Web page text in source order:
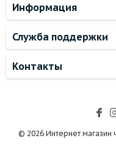
Информация
Служба поддержки
Контакты
© 2026 Интернет магазин